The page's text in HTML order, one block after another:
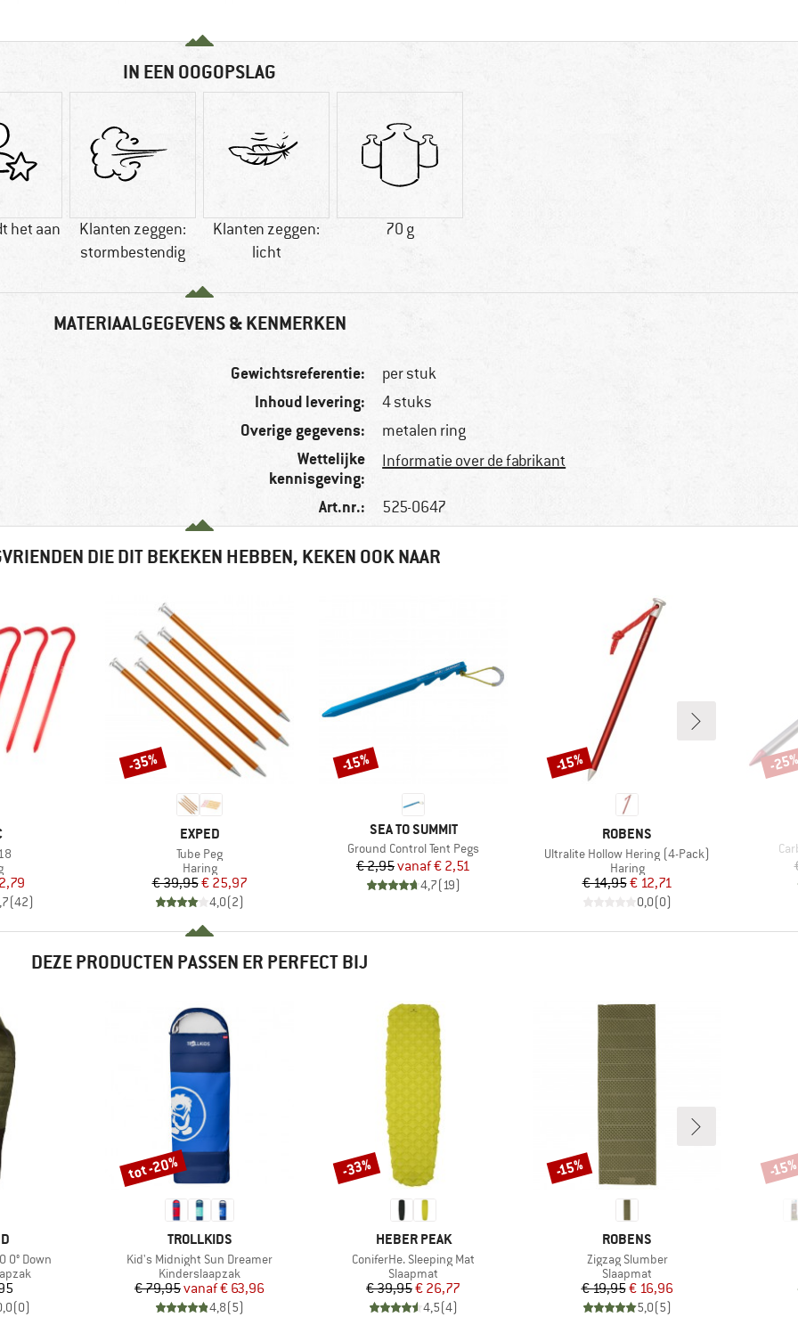
IN EEN OOGOPSLAG
het aan
Klanten zeggen:
stormbestendig
Klanten zeggen:
licht
70 g
MATERIAALGEGEVENS & KENMERKEN
Gewichtsreferentie: per stuk
Inhoud levering: 4 stuks
Overige gegevens: metalen ring
Wettelijke
kennisgeving:
Informatie over de fabrikant
Art.nr.: 525-0647
DIE DIT BEKEKEN HEBBEN, KEKEN OOK NAAR
prijs
(42)
MERK
EXPED
Artikel
Tube Peg
Productgroep
Haring
Prijs
€ 39,95Verlaagde prijs
€ 25,97
4,0(2)
Korting
-35%
MERK
SEA TO SUMMIT
Artikel
Ground Control Tent Pegs
Prijs
€ 2,95 Verlaagde prijs
vanaf€ 2,51
4,7(19)
Korting
-15%
MERK
ROBENS
Artikel
Ultralite Hollow Hering (4-Pack)
Productgroep
Haring
Prijs
€ 14,95Verlaagde prijs
€ 12,71
0,0(0)
Korting
-15% -
DEZE PRODUCTEN PASSEN ER PERFECT BIJ
0° Down
(0)
MERK
TROLLKIDS
Artikel
Kid's Midnight Sun Dreamer
Productgroep
Kinderslaapzak
Prijs
€ 79,95 Verlaagde prijs
vanaf€ 63,96
4,8(5)
Korting
tot -20%
MERK
HEBER PEAK
Artikel
ConiferHe. Sleeping Mat
Productgroep
Slaapmat
Prijs
€ 39,95Verlaagde prijs
€ 26,77
4,5(4)
Korting
-33%
MERK
ROBENS
Artikel
Zigzag Slumber
Productgroep
Slaapmat
Prijs
€ 19,95Verlaagde prijs
€ 16,96
5,0(5)
Korting
-15% -